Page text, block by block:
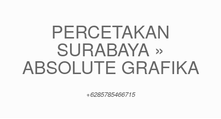
PERCETAKAN
SURABAYA »
ABSOLUTE GRAFIKA
+6285785466715